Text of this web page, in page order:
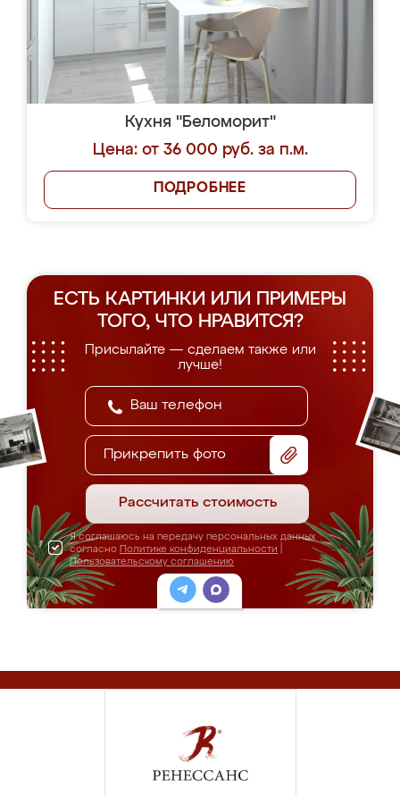
Кухня "Беломорит"
Цена: от 36 000 руб. за п.м.
ПОДРОБНЕЕ
ЕСТЬ КАРТИНКИ ИЛИ ПРИМЕРЫ
ТОГО, ЧТО НРАВИТСЯ?
Присылайте — сделаем также или
лучше!
Прикрепить фото
Рассчитать стоимость
Я соглашаюсь на передачу персональных данных
согласно Политике конфиденциальности
Пользовательскому соглашению